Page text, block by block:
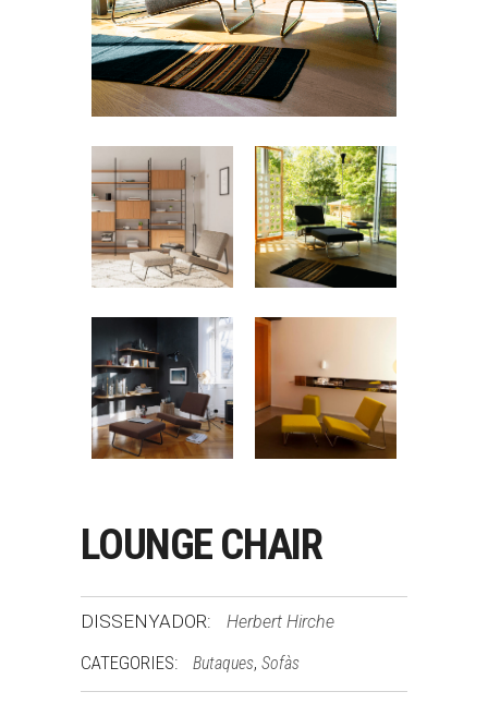
LOUNGE CHAIR
DISSENYADOR: Herbert Hirche
CATEGORIES: Butaques, Sofàs